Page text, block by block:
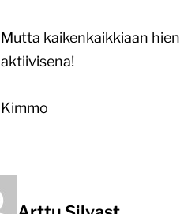
Mutta kaikenkaikkiaan
aktiivisena!
Kimmo